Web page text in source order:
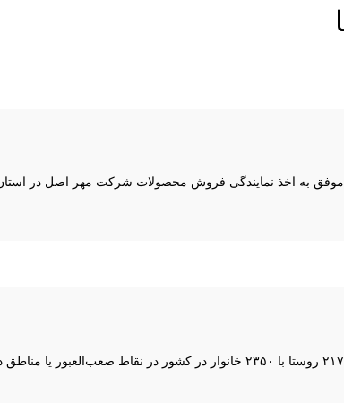
به اخذ نمایندگی فروش محصولات شرکت مهر اصل در